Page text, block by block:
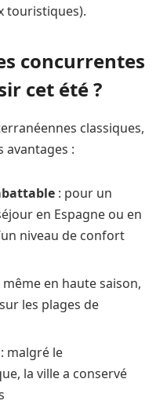
touristiques).
concurrentes
cet été ?
classiques,
avantages :
: pour un
en Espagne ou en
niveau de confort
même en haute saison,
les plages de
: malgré le
la ville a conservé